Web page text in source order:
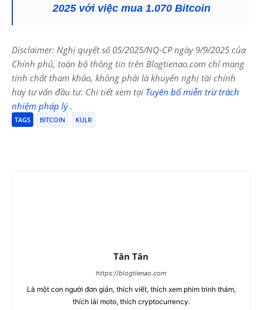
2025 với việc mua 1.070 Bitcoin
Disclaimer: Nghị quyết số 05/2025/NQ-CP ngày 9/9/2025 của
Chính phủ, toàn bộ thông tin trên Blogtienao.com chỉ mang
tính chất tham khảo, không phải là khuyến nghị tài chính
hay tư vấn đầu tư. Chi tiết xem tại Tuyên bố miễn trừ trách
nhiệm pháp lý.
TAGS BITCOIN KULR
Tân Tân
https://blogtienao.com
Là một con người đơn giản, thích viết, thích xem phim trinh thám,
thích lái moto, thích cryptocurrency.